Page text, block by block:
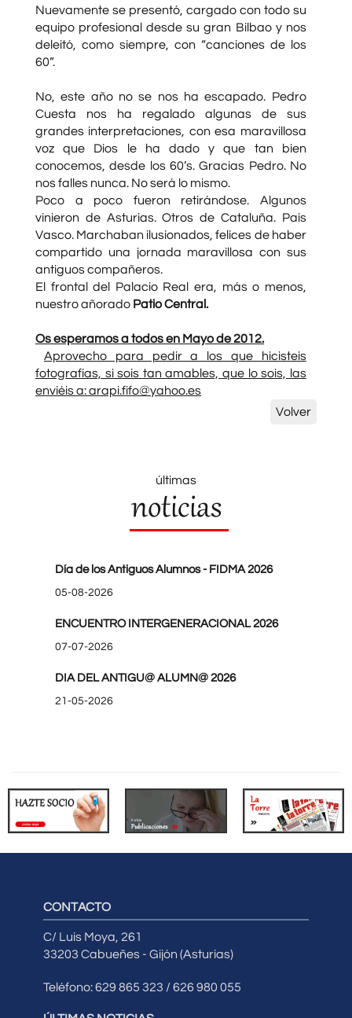
Nuevamente se presentó, cargado con todo su
equipo profesional desde su gran Bilbao y nos
deleitó, como siempre, con “canciones de los
60”.
No, este año no se nos ha escapado. Pedro
Cuesta nos ha regalado algunas de sus
grandes interpretaciones, con esa maravillosa
voz que Dios le ha dado y que tan bien
conocemos, desde los 60’s. Gracias Pedro. No
nos falles nunca. No será lo mismo.
Poco a poco fueron retirándose. Algunos
vinieron de Asturias. Otros de Cataluña. País
Vasco. Marchaban ilusionados, felices de haber
compartido una jornada maravillosa con sus
antiguos compañeros.
El frontal del Palacio Real era, más o menos,
nuestro añorado Patio Central.
Os esperamos a todos en Mayo de 2012.
Aprovecho para pedir a los que hicisteis
fotografías, si sois tan amables, que lo sois, las
enviéis a: arapi.fifo@yahoo.es
Volver
últimas
noticias
Día de los Antiguos Alumnos - FIDMA 2026
05-08-2026
ENCUENTRO INTERGENERACIONAL 2026
07-07-2026
DIA DEL ANTIGU@ ALUMN@ 2026
21-05-2026
CONTACTO
C/ Luis Moya, 261
33203 Cabueñes - Gijón (Asturias)
Teléfono: 629 865 323 / 626 980 055